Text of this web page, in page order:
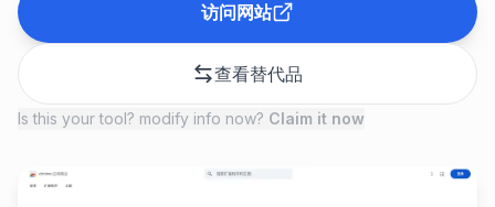
访问网站
查看替代品
Is this your tool? modify info now? Claim it now